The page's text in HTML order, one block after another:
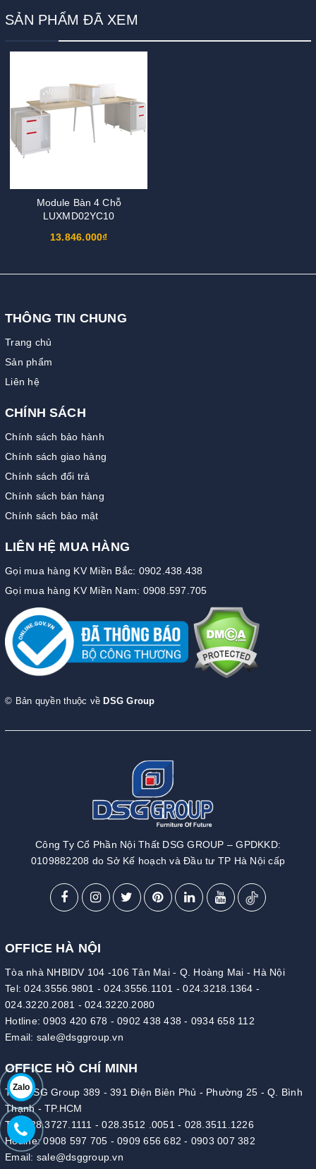
SẢN PHẨM ĐÃ XEM
Module Bàn 4 Chỗ
LUXMD02YC10
13.846.000₫
Zalo
THÔNG TIN CHUNG
Trang chủ
Sản phẩm
Liên hệ
CHÍNH SÁCH
Chính sách bảo hành
Chính sách giao hàng
Chính sách đổi trả
Chính sách bán hàng
Chính sách bảo mật
LIÊN HỆ MUA HÀNG
Gọi mua hàng KV Miền Bắc: 0902.438.438
Gọi mua hàng KV Miền Nam: 0908.597.705
© Bản quyền thuộc về DSG Group
Công Ty Cổ Phần Nội Thất DSG GROUP – GPDKKD:
0109882208 do Sở Kế hoạch và Đầu tư TP Hà Nội cấp
OFFICE HÀ NỘI
Tòa nhà NHBIDV 104 -106 Tân Mai - Q. Hoàng Mai - Hà Nội
Tel:024.3556.9801 -024.3556.1101 -024.3218.1364 -
024.3220.2081 - 024.3220.2080
Hotline:0903 420 678 - 0902 438 438 - 0934 658 112
Email: sale@dsggroup.vn
OFFICE HỒ CHÍ MINH
Tòa DSG Group 389 - 391 Điện Biên Phủ - Phường 25 - Q. Bình
Thạnh - TP.HCM
Tel:
028.3727.1111 -028.3512 .0051 - 028.3511.1226
Hotline:0908 597 705 - 0909 656 682 - 0903 007 382
Email: sale@dsggroup.vn